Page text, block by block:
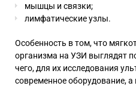
мышцы и связки;
лимфатические узлы.
Особенность в том, что
организма на УЗИ выглядят
чего, для их исследования
современное оборудование,